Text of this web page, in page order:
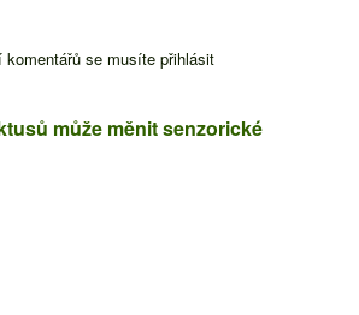
'elektronový maják', který řídí proud
komentářů se musíte přihlásit
může měnit senzorické